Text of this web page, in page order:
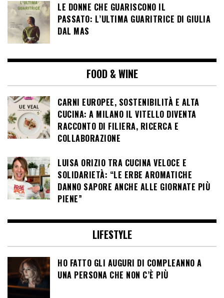
LE DONNE CHE GUARISCONO IL
PASSATO: L’ULTIMA GUARITRICE DI GIULIA
DAL MAS
FOOD & WINE
CARNI EUROPEE, SOSTENIBILITÀ E ALTA
CUCINA: A MILANO IL VITELLO DIVENTA
RACCONTO DI FILIERA, RICERCA E
COLLABORAZIONE
LUISA ORIZIO TRA CUCINA VELOCE E
SOLIDARIETÀ: “LE ERBE AROMATICHE
DANNO SAPORE ANCHE ALLE GIORNATE PIÙ
PIENE”
LIFESTYLE
HO FATTO GLI AUGURI DI COMPLEANNO A
UNA PERSONA CHE NON C’È PIÙ